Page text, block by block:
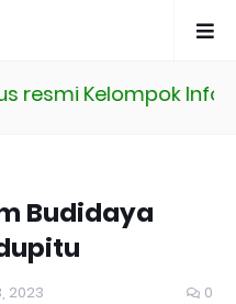
Kelompok
Budidaya
2023 0